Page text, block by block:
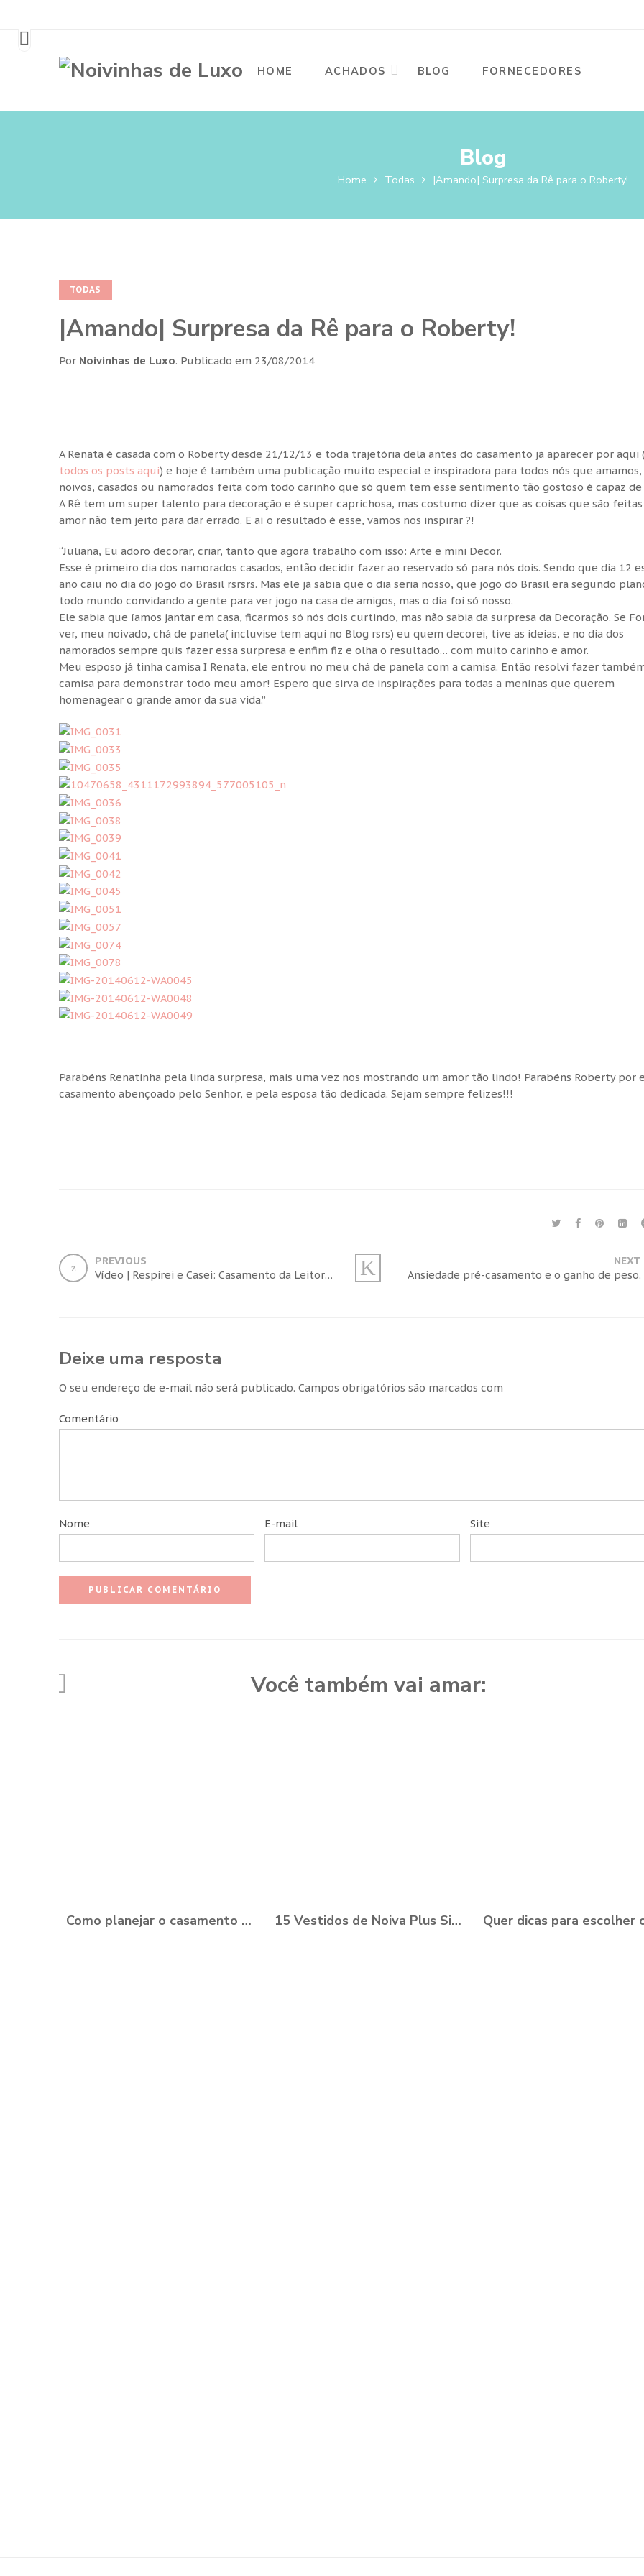
HOME ACHADOS BLOG FORNECEDORES
Blog
Home Todas |Amando| Surpresa da Rê para o Roberty!
TODAS
|Amando| Surpresa da Rê para o Roberty!
Por Noivinhas de Luxo. Publicado em 23/08/2014
A Renata é casada com o Roberty desde 21/12/13 e toda trajetória dela antes do casamento já aparecer por aqui (
todos os posts aqui) e hoje é também uma publicação muito especial e inspiradora para todos nós que amamos,
noivos, casados ou namorados feita com todo carinho que só quem tem esse sentimento tão gostoso é capaz de
A Rê tem um super talento para decoração e é super caprichosa, mas costumo dizer que as coisas que são
amor não tem jeito para dar errado. E aí o resultado é esse, vamos nos inspirar ?!
“Juliana, Eu adoro decorar, criar, tanto que agora trabalho com isso: Arte e mini Decor.
Esse é primeiro dia dos namorados casados, então decidir fazer ao reservado só para nós dois. Sendo que dia 12
ano caiu no dia do jogo do Brasil rsrsrs. Mas ele já sabia que o dia seria nosso, que jogo do Brasil era segundo
todo mundo convidando a gente para ver jogo na casa de amigos, mas o dia foi só nosso.
Ele sabia que íamos jantar em casa, ficarmos só nós dois curtindo, mas não sabia da surpresa da Decoração. Se
ver, meu noivado, chá de panela( incluvise tem aqui no Blog rsrs) eu quem decorei, tive as ideias, e no dia dos
namorados sempre quis fazer essa surpresa e enfim fiz e olha o resultado… com muito carinho e amor.
Meu esposo já tinha camisa I Renata, ele entrou no meu chá de panela com a camisa. Então resolvi fazer
camisa para demonstrar todo meu amor! Espero que sirva de inspirações para todas a meninas que querem
homenagear o grande amor da sua vida.”
Parabéns Renatinha pela linda surpresa, mais uma vez nos mostrando um amor tão lindo! Parabéns Roberty por
casamento abençoado pelo Senhor, e pela esposa tão dedicada. Sejam sempre felizes!!!
PREVIOUS
Vídeo | Respirei e Casei: Casamento da Leitora Laura e Marcelo
NEXT
Ansiedade pré-casamento e o ganho de peso.
Deixe uma resposta
O seu endereço de e-mail não será publicado. Campos obrigatórios são marcados com
Comentário
Nome E-mail Site
Você também vai amar:
Como planejar o casamento durante a Pandemia? 15 Vestidos de Noiva Plus Size para você se apaixonar